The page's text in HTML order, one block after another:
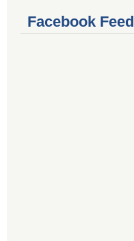
Facebook Feed